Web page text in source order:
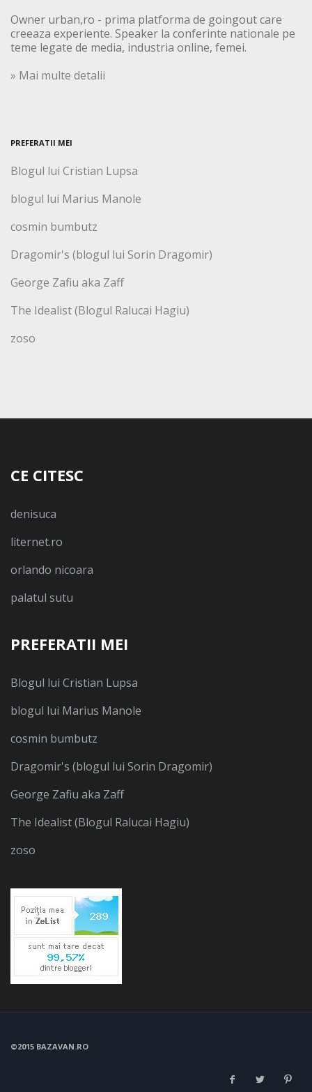
Owner urban,ro - prima platforma de goingout care
creeaza experiente. Speaker la conferinte nationale pe
teme legate de media, industria online, femei.
» Mai multe detalii
PREFERATII MEI
Blogul lui Cristian Lupsa
blogul lui Marius Manole
cosmin bumbutz
Dragomir's (blogul lui Sorin Dragomir)
George Zafiu aka Zaff
The Idealist (Blogul Ralucai Hagiu)
zoso
CE CITESC
denisuca
liternet.ro
orlando nicoara
palatul sutu
PREFERATII MEI
Blogul lui Cristian Lupsa
blogul lui Marius Manole
cosmin bumbutz
Dragomir's (blogul lui Sorin Dragomir)
George Zafiu aka Zaff
The Idealist (Blogul Ralucai Hagiu)
zoso
©2015 BAZAVAN.RO